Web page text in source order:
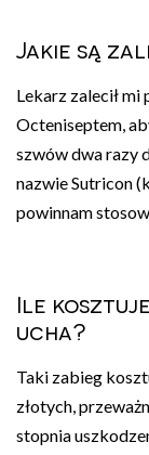
Jakie są
Lekarz zalecił mi
Octeniseptem,
szwów dwa razy
nazwie Sutricon
powinnam
Ile
ucha?
Taki zabieg
złotych,
stopnia